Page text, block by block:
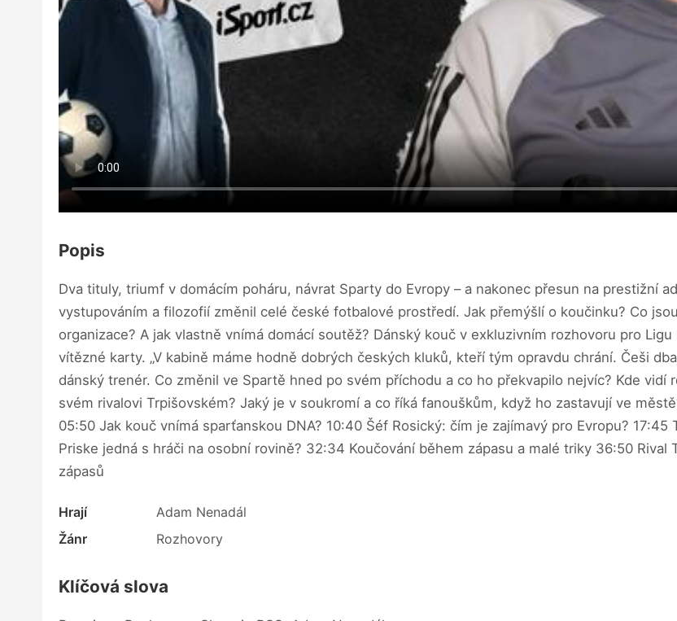
Popis
Dva tituly, triumf v domácím poháru, návrat Sparty do Evropy – a nakonec přesun na prestižní
vystupováním a filozofií změnil celé české fotbalové prostředí. Jak přemýšlí o koučinku? Co
organizace? A jak vlastně vnímá domácí soutěž? Dánský kouč v exkluzivním rozhovoru pro
vítězné karty. „V kabině máme hodně dobrých českých kluků, kteří tým opravdu chrání. Češi
dánský trenér. Co změnil ve Spartě hned po svém příchodu a co ho překvapilo nejvíc? Kde
svém rivalovi Trpišovském? Jaký je v soukromí a co říká fanouškům, když ho zastavují ve
05:50 Jak kouč vnímá sparťanskou DNA? 10:40 Šéf Rosický: čím je zajímavý pro Evropu?
Priske jedná s hráči na osobní rovině? 32:34 Koučování během zápasu a malé triky 36:50
zápasů
Hrají
Adam Nenadál
Žánr
Rozhovory
Klíčová slova